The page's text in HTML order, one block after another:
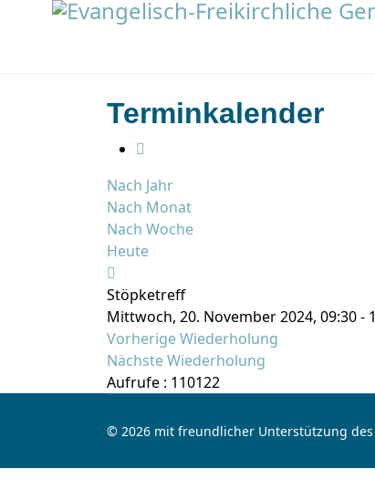
Terminkalender
Nach Jahr
Nach Monat
Nach Woche
Heute
Stöpketreff
Mittwoch, 20. November 2024, 09:30 -
Vorherige Wiederholung
Nächste Wiederholung
Aufrufe : 110122
© 2026 mit freundlicher Unterstützung des